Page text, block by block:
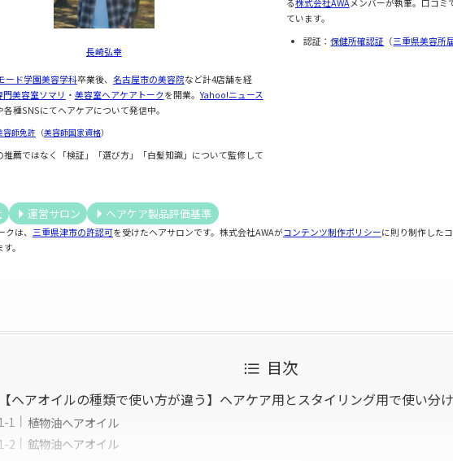
長崎弘幸
ード学園美容学科卒業後、 名古屋市の美容院など計4店舗を経
美容室ソマリ ・ 美容室ヘアケアトークを開業。Yahoo!ニュース
各種SNSにてヘアケアについて発信中。
容師免許 （美容師国家資格）
推薦ではなく「検証」「選び方」「白髪知識」について監修して
ています。
認証：保健所確認証 （三重県美容所
運営サロン ヘアケア製品評価基準
は、 三重県津市の許認可を受けたヘアサロンです。株式会社AWAがコンテンツ制作ポリシーに則り制作した
。
目次
【ヘアオイルの種類で使い方が違う】ヘアケア用とスタイリング用で使い分
植物油へアオイル
鉱物油ヘアオイル